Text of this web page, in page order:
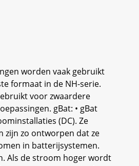
worden vaak gebruikt
formaat in de NH-serie.
voor zwaardere
gBat: • gBat
(DC). Ze
zijn zo ontworpen dat ze
in batterijsystemen.
Als de stroom hoger wordt